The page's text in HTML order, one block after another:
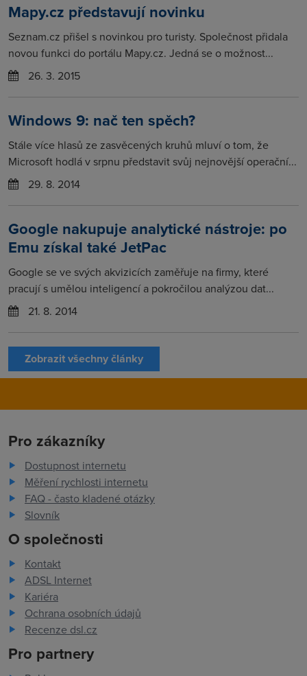
Mapy.cz představují novinku
Seznam.cz přišel s novinkou pro turisty. Společnost přidala
novou funkci do portálu Mapy.cz. Jedná se o možnost...
26. 3. 2015
Windows 9: nač ten spěch?
Stále více hlasů ze zasvěcených kruhů mluví o tom, že
Microsoft hodlá v srpnu představit svůj nejnovější operační...
29. 8. 2014
Google nakupuje analytické nástroje: po
Emu získal také JetPac
Google se ve svých akvizicích zaměřuje na firmy, které
pracují s umělou inteligencí a pokročilou analýzou dat...
21. 8. 2014
Zobrazit všechny články
Pro zákazníky
Dostupnost internetu
Měření rychlosti internetu
FAQ - často kladené otázky
Slovník
O společnosti
Kontakt
ADSL Internet
Kariéra
Ochrana osobních údajů
Recenze dsl.cz
Pro partnery